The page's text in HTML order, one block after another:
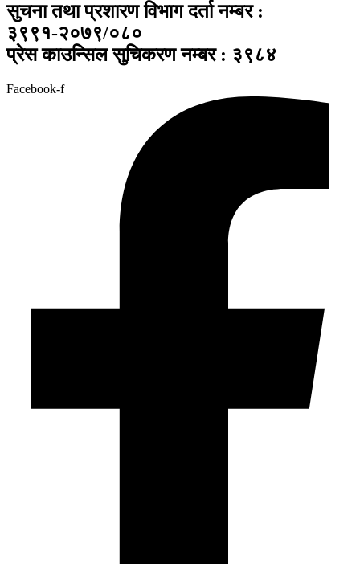
सुचना तथा प्रशारण विभाग दर्ता नम्बर :
३९९१-२०७९/०८०
प्रेस काउन्सिल सुचिकरण नम्बर : ३९८४
Facebook-f